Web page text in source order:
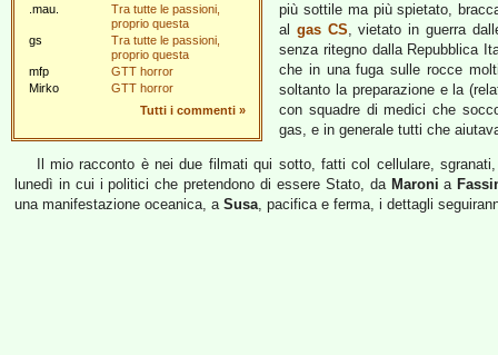
.mau.
Tra tutte le passioni,
proprio questa
gs
Tra tutte le passioni,
proprio questa
mfp
GTT horror
Mirko
GTT horror
Tutti i commenti »
più sottile ma più spietato,
al gas CS, vietato in guerra
senza ritegno dalla Repubblica
che in una fuga sulle rocce
soltanto la preparazione e la
con squadre di medici che
gas, e in generale tutti che
Il mio racconto è nei due filmati qui sotto, fatti col cellulare,
lunedì in cui i politici che pretendono di essere Stato, da Maroni a
una manifestazione oceanica, a Susa, pacifica e ferma, i dettagli